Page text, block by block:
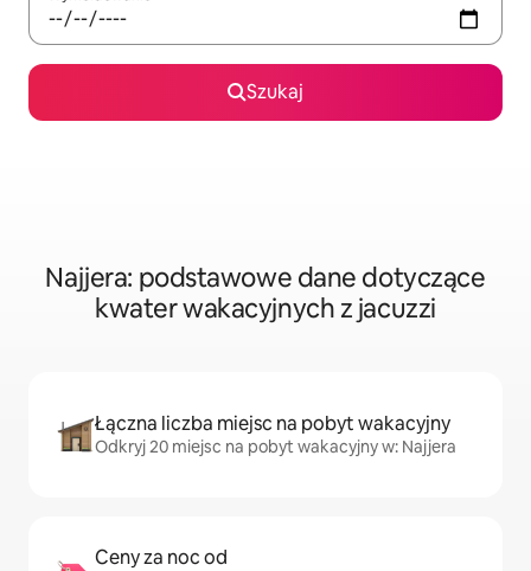
Szukaj
Najjera: podstawowe dane dotyczące
kwater wakacyjnych z jacuzzi
Łączna liczba miejsc na pobyt wakacyjny
Odkryj 20 miejsc na pobyt wakacyjny w: Najjera
Ceny za noc od